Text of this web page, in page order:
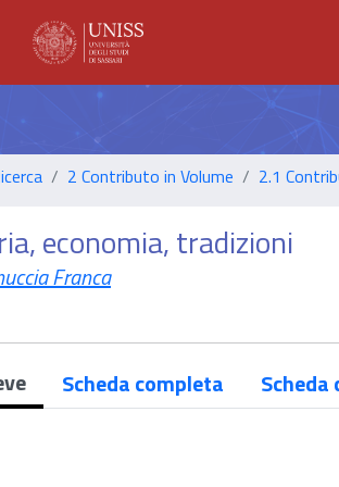
2 Contributo in Volume 2.1
economia, tradizioni
Franca
Scheda completa Scheda